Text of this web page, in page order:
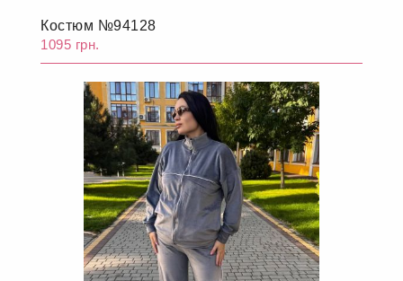
Костюм №94128
1095 грн.